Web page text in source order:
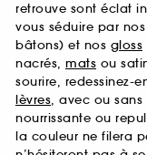
retrouve sont éclat
vous séduire par nos
bâtons) et nos gloss
nacrés, mats ou
sourire, redessinez-
lèvres, avec ou sans
nourrissante ou
la couleur ne filera